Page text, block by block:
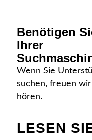
Benötigen
Ihrer
Wenn Sie
suchen, freuen
hören.
LESEN